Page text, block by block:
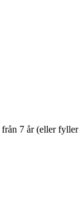
7 år (eller